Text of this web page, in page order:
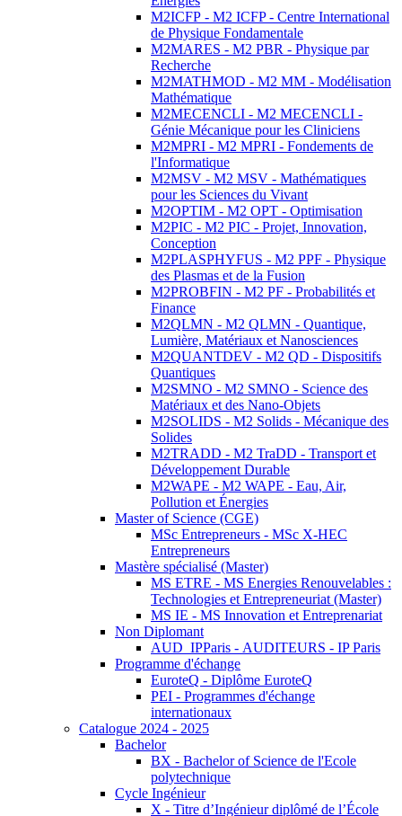
M2ICFP - M2 ICFP - Centre International
de Physique Fondamentale
M2MARES - M2 PBR - Physique par
Recherche
M2MATHMOD - M2 MM - Modélisation
Mathématique
M2MECENCLI - M2 MECENCLI -
Génie Mécanique pour les Cliniciens
M2MPRI - M2 MPRI - Fondements de
l'Informatique
M2MSV - M2 MSV - Mathématiques
pour les Sciences du Vivant
M2OPTIM - M2 OPT - Optimisation
M2PIC - M2 PIC - Projet, Innovation,
Conception
M2PLASPHYFUS - M2 PPF - Physique
des Plasmas et de la Fusion
M2PROBFIN - M2 PF - Probabilités et
Finance
M2QLMN - M2 QLMN - Quantique,
Lumière, Matériaux et Nanosciences
M2QUANTDEV - M2 QD - Dispositifs
Quantiques
M2SMNO - M2 SMNO - Science des
Matériaux et des Nano-Objets
M2SOLIDS - M2 Solids - Mécanique des
Solides
M2TRADD - M2 TraDD - Transport et
Développement Durable
M2WAPE - M2 WAPE - Eau, Air,
Pollution et Énergies
Master of Science (CGE)
MSc Entrepreneurs - MSc X-HEC
Entrepreneurs
Mastère spécialisé (Master)
MS ETRE - MS Energies Renouvelables :
Technologies et Entrepreneuriat (Master)
MS IE - MS Innovation et Entreprenariat
Non Diplomant
AUD_IPParis - AUDITEURS - IP Paris
Programme d'échange
EuroteQ - Diplôme EuroteQ
PEI - Programmes d'échange
internationaux
Catalogue 2024 - 2025
Bachelor
BX - Bachelor of Science de l'Ecole
polytechnique
Cycle Ingénieur
X - Titre d’Ingénieur diplômé de l’École